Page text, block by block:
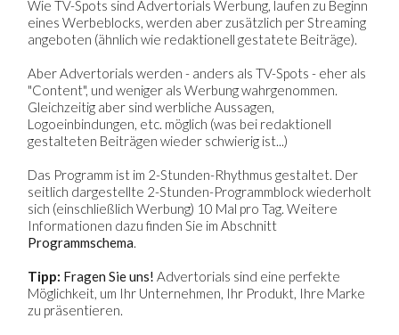
Wie TV-Spots sind Advertorials Werbung, laufen zu Beginn
eines Werbeblocks, werden aber zusätzlich per Streaming
angeboten (ähnlich wie redaktionell gestatete Beiträge).
Aber Advertorials werden - anders als TV-Spots - eher als
"Content", und weniger als Werbung wahrgenommen.
Gleichzeitig aber sind werbliche Aussagen,
Logoeinbindungen, etc. möglich (was bei redaktionell
gestalteten Beiträgen wieder schwierig ist...)
Das Programm ist im 2-Stunden-Rhythmus gestaltet. Der
seitlich dargestellte 2-Stunden-Programmblock wiederholt
sich (einschließlich Werbung) 10 Mal pro Tag. Weitere
Informationen dazu finden Sie im Abschnitt
Programmschema.
Tipp: Fragen Sie uns! Advertorials sind eine perfekte
Möglichkeit, um Ihr Unternehmen, Ihr Produkt, Ihre Marke
zu präsentieren.